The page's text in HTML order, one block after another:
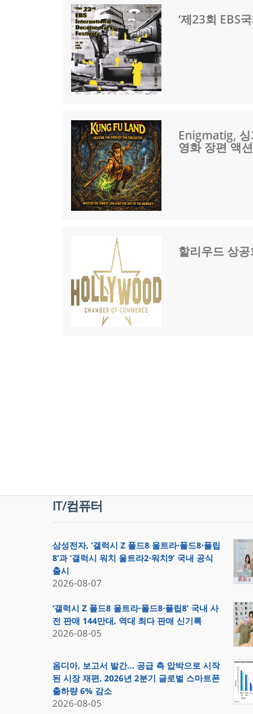
‘제23회 EBS
Enigmatig, 싱
영화 장편 액
할리우드 상
IT/컴퓨터
삼성전자, ‘갤럭시 Z 폴드8 울트라·폴드8·플립
8’과 ‘갤럭시 워치 울트라2·워치9’ 국내 공식
출시
2026-08-07
‘갤럭시 Z 폴드8 울트라·폴드8·플립8’ 국내 사
전 판매 144만대, 역대 최다 판매 신기록
2026-08-05
옴디아, 보고서 발간… 공급 측 압박으로 시작
된 시장 재편, 2026년 2분기 글로벌 스마트폰
출하량 6% 감소
2026-08-05